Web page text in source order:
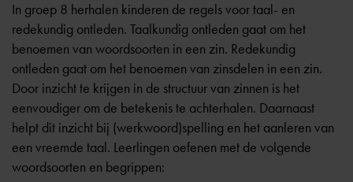
In groep 8 herhalen kinderen de regels voor taal- en
redekundig ontleden. Taalkundig ontleden gaat om het
benoemen van woordsoorten in een zin. Redekundig
ontleden gaat om het benoemen van zinsdelen in een zin.
Door inzicht te krijgen in de structuur van zinnen is het
eenvoudiger om de betekenis te achterhalen. Daarnaast
helpt dit inzicht bij (werkwoord)spelling en het aanleren van
een vreemde taal. Leerlingen oefenen met de volgende
woordsoorten en begrippen: